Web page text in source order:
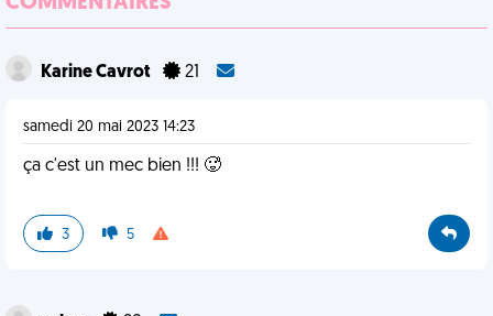
Karine Cavrot 21
samedi 20 mai 2023 14:23
ça c'est un mec bien !!! 🥵
3 5